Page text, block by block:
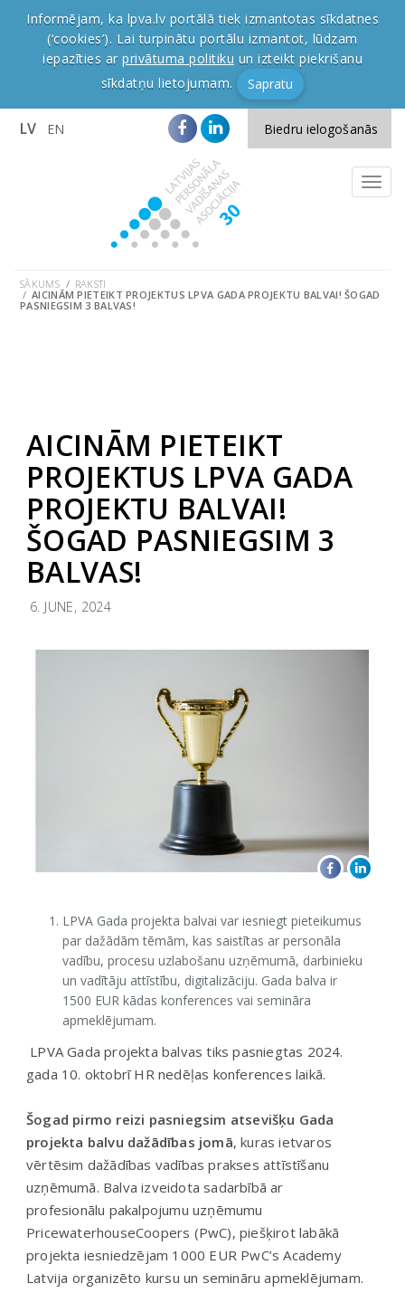
Informējam, ka lpva.lv portālā tiek izmantotas sīkdatnes
(‘cookies’). Lai turpinātu portālu izmantot, lūdzam
iepazīties ar privātuma politiku un izteikt piekrišanu
sīkdatņu lietojumam.
Sapratu
LV EN Biedru ielogošanās
SĀKUMS
RAKSTI
AICINĀM PIETEIKT PROJEKTUS LPVA GADA PROJEKTU BALVAI! ŠOGAD
PASNIEGSIM 3 BALVAS!
AICINĀM PIETEIKT
PROJEKTUS LPVA GADA
PROJEKTU BALVAI!
ŠOGAD PASNIEGSIM 3
BALVAS!
6. JUNE, 2024
LPVA Gada projekta balvai var iesniegt pieteikumus
par dažādām tēmām, kas saistītas ar personāla
vadību, procesu uzlabošanu uzņēmumā, darbinieku
un vadītāju attīstību, digitalizāciju. Gada balva ir
1500 EUR kādas konferences vai semināra
apmeklējumam.
LPVA Gada projekta balvas tiks pasniegtas 2024.
gada 10. oktobrī HR nedēļas konferences laikā.
Šogad pirmo reizi pasniegsim atsevišķu Gada
projekta balvu dažādības jomā, kuras ietvaros
vērtēsim dažādības vadības prakses attīstīšanu
uzņēmumā. Balva izveidota sadarbībā ar
profesionālu pakalpojumu uzņēmumu
PricewaterhouseCoopers (PwC), piešķirot labākā
projekta iesniedzējam 1000 EUR PwC’s Academy
Latvija organizēto kursu un semināru apmeklējumam.